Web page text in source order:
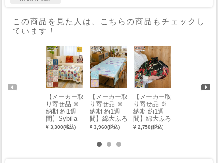
この商品を見た人は、こちらの商品もチェックし
ています！
【メーカー取
り寄せ品 ※
納期 約1週
間】Sybilla
ふろしき（約
¥ 3,300(税込)
【メーカー取
り寄せ品 ※
納期 約1週
間】綿大ふろ
しき（約150c
¥ 3,960(税込)
【メーカー取
り寄せ品 ※
納期 約1週
間】綿大ふろ
しき（約105c
¥ 2,750(税込)